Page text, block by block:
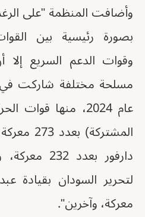
وأضافت المنظمة "على
بصورة رئيسية بين
مسلحة مختلفة شاركت
عام 2024، منها
دارفور
معركة، وآخرين".